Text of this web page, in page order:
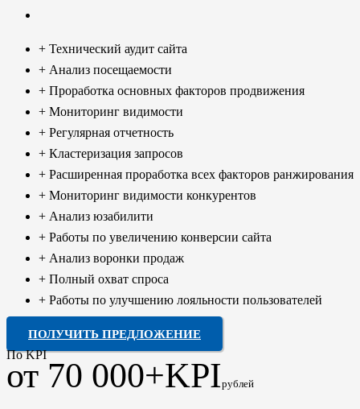
+ Технический аудит сайта
+ Анализ посещаемости
+ Проработка основных факторов продвижения
+ Мониторинг видимости
+ Регулярная отчетность
+ Кластеризация запросов
+ Расширенная проработка всех факторов ранжирования
+ Мониторинг видимости конкурентов
+ Анализ юзабилити
+ Работы по увеличению конверсии сайта
+ Анализ воронки продаж
+ Полный охват спроса
+ Работы по улучшению лояльности пользователей
ПОЛУЧИТЬ ПРЕДЛОЖЕНИЕ
По KPI
от 70 000+KPIрублей